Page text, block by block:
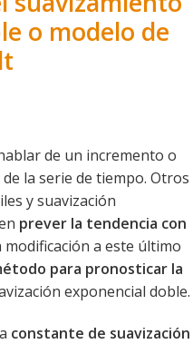
o modelo de
de un incremento o
la serie de tiempo. Otros
y suavización
prever la tendencia con
a este último
para pronosticar la
exponencial doble.
constante de suavización